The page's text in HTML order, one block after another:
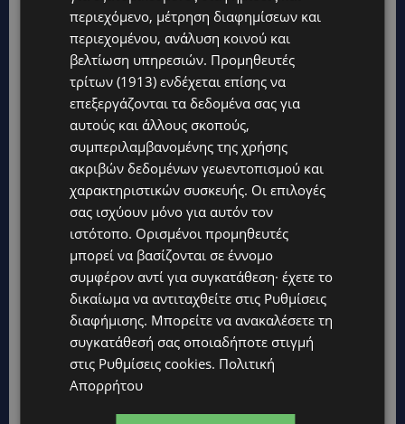
περιεχόμενο, μέτρηση διαφημίσεων και
περιεχομένου, ανάλυση κοινού και
βελτίωση υπηρεσιών. Προμηθευτές
τρίτων (1913) ενδέχεται επίσης να
επεξεργάζονται τα δεδομένα σας για
αυτούς και άλλους σκοπούς,
συμπεριλαμβανομένης της χρήσης
ακριβών δεδομένων γεωεντοπισμού και
χαρακτηριστικών συσκευής. Οι επιλογές
σας ισχύουν μόνο για αυτόν τον
ιστότοπο. Ορισμένοι προμηθευτές
μπορεί να βασίζονται σε έννομο
συμφέρον αντί για συγκατάθεση· έχετε το
δικαίωμα να αντιταχθείτε στις Ρυθμίσεις
διαφήμισης. Μπορείτε να ανακαλέσετε τη
συγκατάθεσή σας οποιαδήποτε στιγμή
στις Ρυθμίσεις cookies. Πολιτική
Απορρήτου